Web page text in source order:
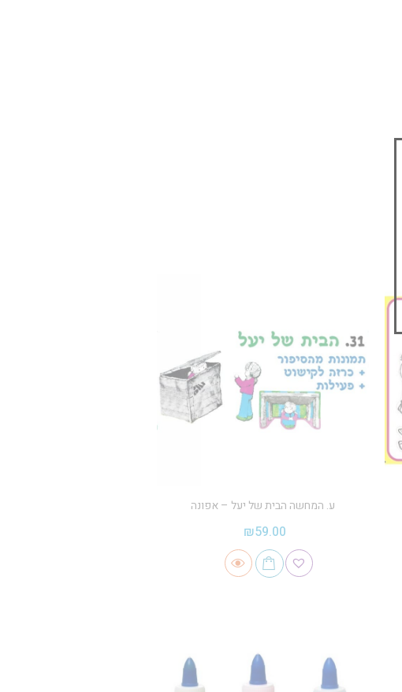
ע. המחשה הבית של יעל – אפונה
₪59.00